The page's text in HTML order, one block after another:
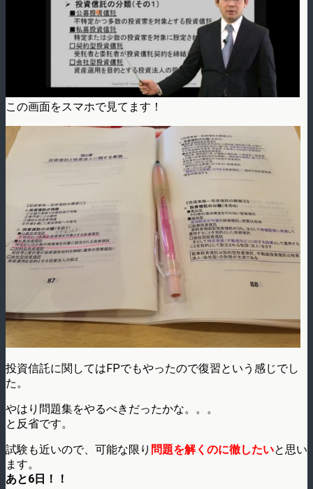
この画面をスマホで見てます！
投資信託に関してはFPでもやったので復習という感じでし
た。
やはり問題集をやるべきだったかな。。。
と反省です。
試験も近いので、可能な限り 問題を解くのに徹したいと思い
ます。
あと6日！！